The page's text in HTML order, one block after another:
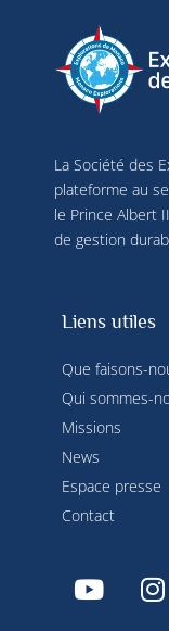
La Société des
plateforme au
le Prince Albert
de gestion
Liens utiles
Que faisons-
Qui sommes-
Missions
News
Espace presse
Contact